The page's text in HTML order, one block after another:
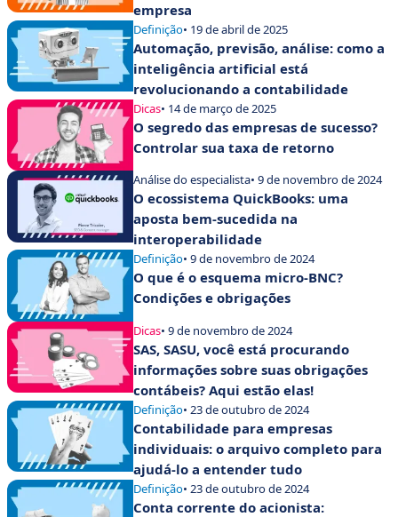
empresa
Definição• 19 de abril de 2025
Automação, previsão, análise: como a
inteligência artificial está
revolucionando a contabilidade
Dicas• 14 de março de 2025
O segredo das empresas de sucesso?
Controlar sua taxa de retorno
Análise do especialista• 9 de novembro de 2024
O ecossistema QuickBooks: uma
aposta bem-sucedida na
interoperabilidade
Definição• 9 de novembro de 2024
O que é o esquema micro-BNC?
Condições e obrigações
Dicas• 9 de novembro de 2024
SAS, SASU, você está procurando
informações sobre suas obrigações
contábeis? Aqui estão elas!
Definição• 23 de outubro de 2024
Contabilidade para empresas
individuais: o arquivo completo para
ajudá-lo a entender tudo
Definição• 23 de outubro de 2024
Conta corrente do acionista: